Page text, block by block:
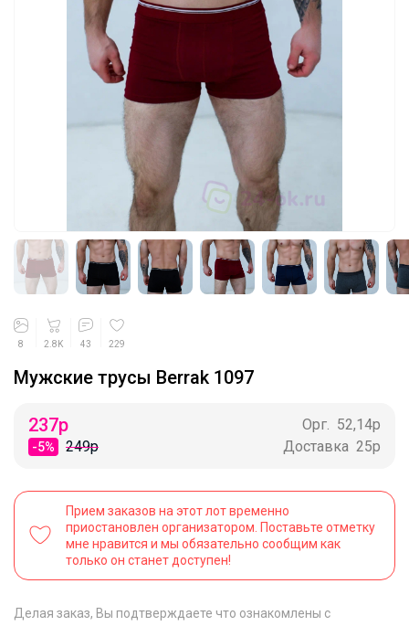
8 2.8K 43 229
Мужские трусы Berrak 1097
237р
-5% 249р
Орг.
52,14р
Доставка 25р
Прием заказов на этот лот временно
приостановлен организатором. Поставьте отметку
мне нравится и мы обязательно сообщим как
только он станет доступен!
Делая заказ, Вы подтверждаете что ознакомлены с